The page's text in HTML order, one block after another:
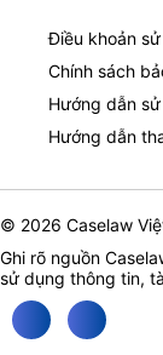
Điều khoản
Chính sách
Hướng dẫn
Hướng dẫn
© 2026 Caselaw
Ghi rõ nguồn
sử dụng thông tin,